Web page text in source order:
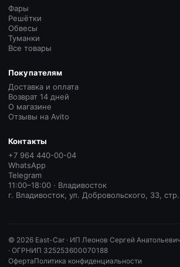
Фары
Решётки
Обвесы
Туманки
Все товары
Покупателям
Доставка и оплата
Возврат 14 дней
О магазине
Отзывы на Avito
Контакты
+7 964 440-00-04
WhatsApp
Telegram
11:00–18:00 · Владивосток
г. Владивосток, ул. Добровольского, 33,
© 2026 East-Car · ИП Леонов Сергей
· ОГРНИП 325253600070188
ОфертаПолитика конфиденциальности